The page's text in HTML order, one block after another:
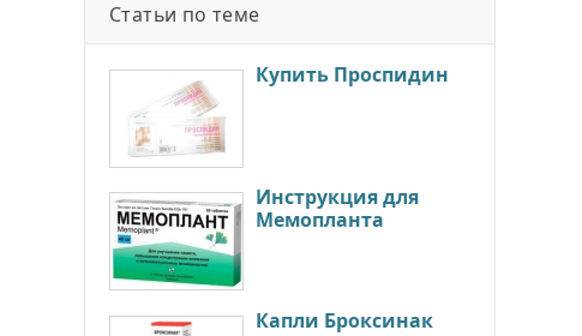
Статьи по теме
Купить Проспидин
Инструкция для
Мемопланта
Капли Броксинак